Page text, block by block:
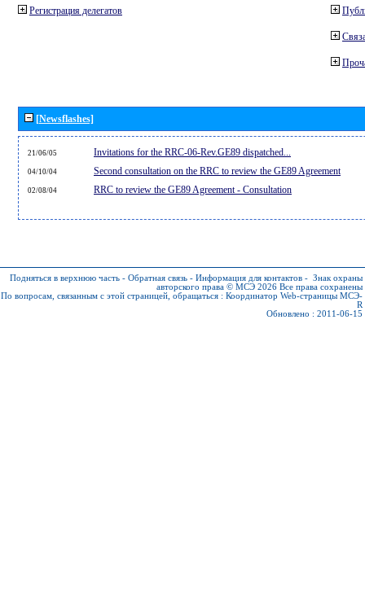
Регистрация делегатов
[Newsflashes]
21/06/05 Invitations for the RRC-06-Rev.GE89 dispatched...
04/10/04 Second consultation on the RRC to review the GE89 Agreement
02/08/04 RRC to review the GE89 Agreement - Consultation
Подняться в верхнюю часть - Обратная связь - Информация для контактов - Знак охраны
авторского права © МСЭ 2026 Все права сохранены
По вопросам, связанным с этой страницей, обращаться : Координатор Web-страницы МСЭ-
R
Обновлено : 2011-06-15